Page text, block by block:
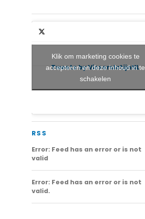
Tweets by VisserslatijnNL
Klik om marketing cookies te
accepteren en deze inhoud in te
schakelen
RSS
Error: Feed has an error or is not
valid
Error: Feed has an error or is not
valid.